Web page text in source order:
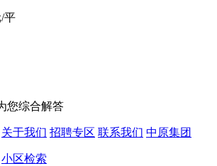
平
您综合解答
关于我们 招聘专区 联系我们 中原集团
小区检索